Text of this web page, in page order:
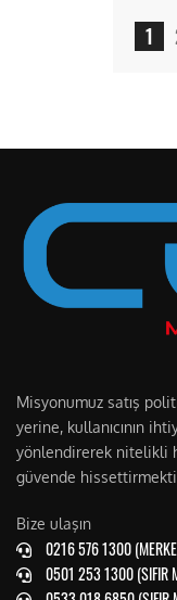
1
Misyonumuz satış
yerine, kullanıcının
yönlendirerek nitelikli
güvende
Bize ulaşın
0216 576 1300
0501 253 1300 (SIFIR